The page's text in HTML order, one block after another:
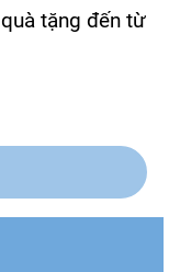
tặng đến từ